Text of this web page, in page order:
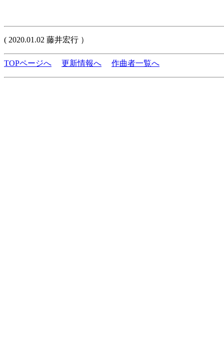
( 2020.01.02 藤井宏行 ）
TOPページへ 更新情報へ 作曲者一覧へ